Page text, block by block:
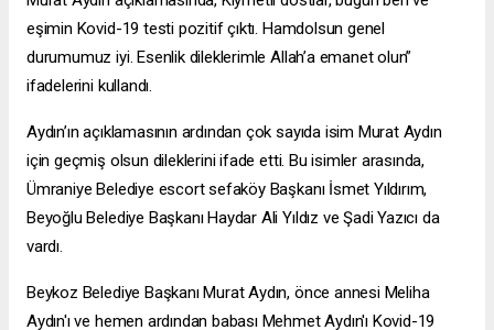
eşimin Kovid-19 testi pozitif çıktı. Hamdolsun genel
durumumuz iyi. Esenlik dileklerimle Allah’a emanet olun”
ifadelerini kullandı.
Aydın’ın açıklamasının ardından çok sayıda isim Murat Aydın
için geçmiş olsun dileklerini ifade etti. Bu isimler arasında,
Ümraniye Belediye escort sefaköyBaşkanı İsmet Yıldırım,
Beyoğlu Belediye Başkanı Haydar Ali Yıldız ve Şadi Yazıcı da
vardı.
Beykoz Belediye Başkanı Murat Aydın, önce annesi Meliha
Aydın'ı ve hemen ardından babası Mehmet Aydın'ı Kovid-19